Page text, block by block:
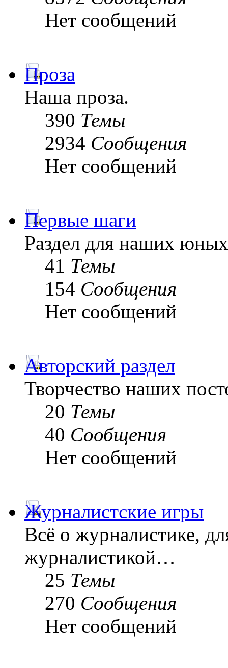
Нет сообщений
Проза
Наша проза.
390 Темы
2934 Сообщения
Нет сообщений
Первые шаги
Раздел для наших
41 Темы
154 Сообщения
Нет сообщений
Авторский раздел
Творчество наших
20 Темы
40 Сообщения
Нет сообщений
Журналистские игры
Всё о журналистике,
журналистикой…
25 Темы
270 Сообщения
Нет сообщений